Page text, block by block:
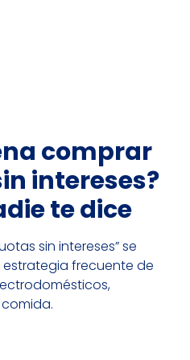
comprar
intereses?
te dice
sin intereses” se
frecuente de